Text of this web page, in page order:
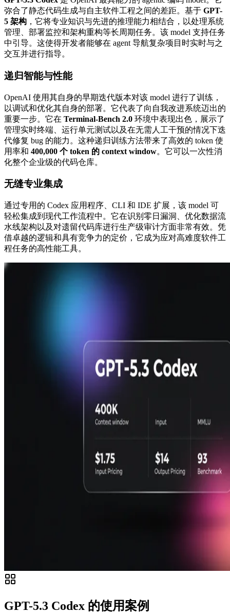
弥合了静态代码生成与自主软件工程之间的差距。基于 GPT-
5 架构 ，它将专业知识与先进的推理能力相结合，以处理系统
管理、部署监控和架构重构等长周期任务。该 model 支持任务
中引导。这使得开发者能够在 agent 导航复杂项目时实时与之
交互并进行指导。
递归智能与性能
OpenAI 使用其自身的早期迭代版本对该 model 进行了训练，
以调试和优化其自身的部署。它代表了向自我改进系统迈出的
重要一步。它在 Terminal-Bench 2.0 环境中表现出色，展示了
管理实时终端、运行单元测试以及在无需人工干预的情况下迭
代修复 bug 的能力。这种递归训练方法带来了高效的 token 使
用率和 400,000 个 token 的 context window。它可以一次性消
化整个企业级的代码仓库。
无缝专业集成
通过专用的 Codex 应用程序、CLI 和 IDE 扩展，该 model 可
轻松集成到现代工作流程中。它在识别零日漏洞、优化数据流
水线架构以及对遗留代码库进行生产级审计方面非常有效。凭
借卓越的逻辑和具有竞争力的定价，它成为应对高难度软件工
程任务的高性能工具。
GPT-5.3 Codex 的使用案例